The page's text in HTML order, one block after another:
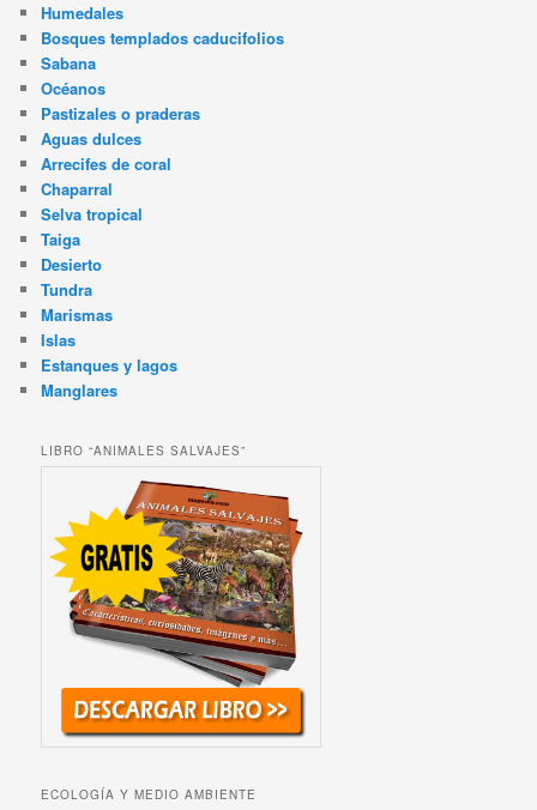
Humedales
Bosques templados caducifolios
Sabana
Océanos
Pastizales o praderas
Aguas dulces
Arrecifes de coral
Chaparral
Selva tropical
Taiga
Desierto
Tundra
Marismas
Islas
Estanques y lagos
Manglares
LIBRO “ANIMALES SALVAJES”
ECOLOGÍA Y MEDIO AMBIENTE